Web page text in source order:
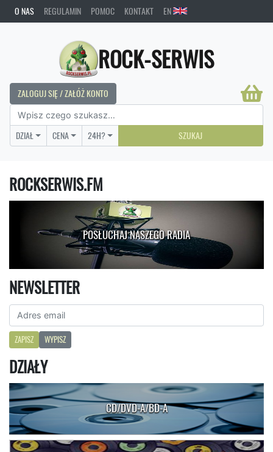
O NAS REGULAMIN POMOC KONTAKT EN
ROCK-SERWIS
ZALOGUJ SIĘ / ZAŁÓŻ KONTO
DZIAŁ CENA 24H? SZUKAJ
ROCKSERWIS.FM
POSŁUCHAJ NASZEGO RADIA
NEWSLETTER
ZAPISZ WYPISZ
DZIAŁY
CD/DVD-A/BD-A